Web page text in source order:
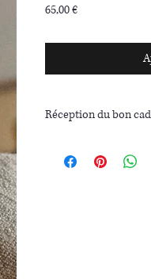
65,00 €Prix
Réception du bon
télécharger et à